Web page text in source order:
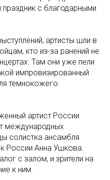
с благодарными
артисты шли в
кто из-за ранений не
Там они уже пели
импровизированный
темнокожего
артист России
международных
солистка ансамбля
России Анна Ушкова.
с залом, и зрители на
к ним.